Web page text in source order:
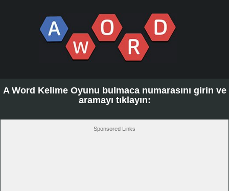
A Word Kelime Oyunu bulmaca numarasını girin ve
aramayı tıklayın:
Sponsored Links